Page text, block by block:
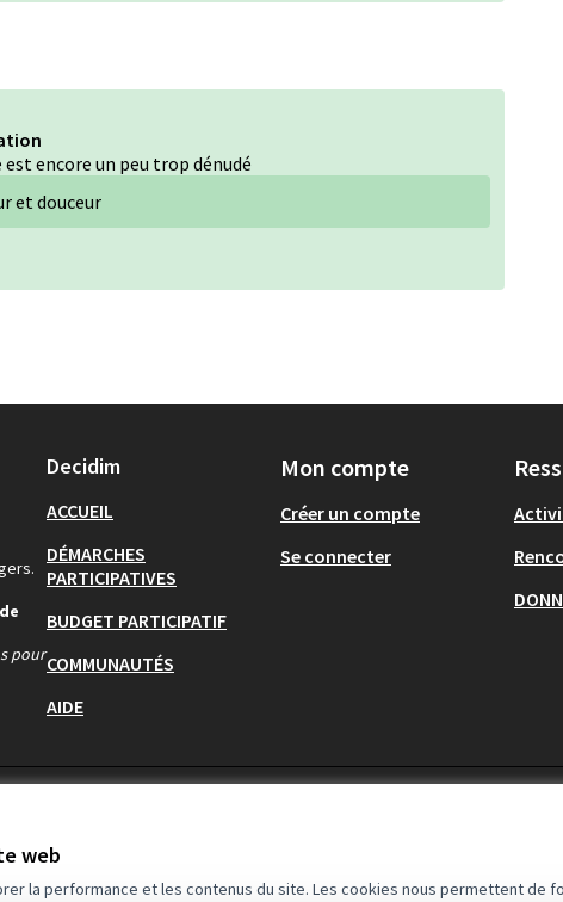
web
la performance et les contenus du site. Les cookies nous permettent de
est encore un peu trop dénudé
et douceur
pour
Decidim
ACCUEIL
DÉMARCHES
PARTICIPATIVES
BUDGET PARTICIPATIF
COMMUNAUTÉS
AIDE
Mon compte
Créer un compte
Se connecter